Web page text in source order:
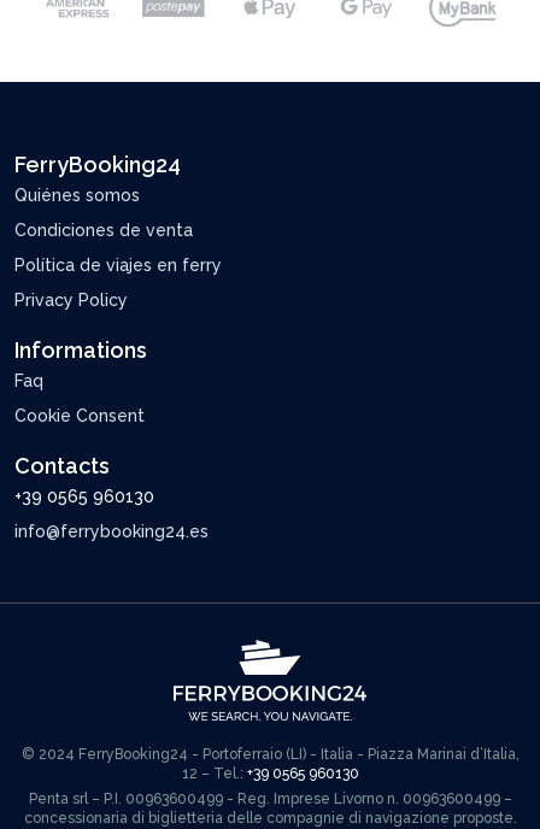
FerryBooking24
Quiénes somos
Condiciones de venta
Política de viajes en ferry
Privacy Policy
Informations
Faq
Cookie Consent
Contacts
+39 0565 960130
info@ferrybooking24.es
© 2024 FerryBooking24 - Portoferraio (LI) - Italia - Piazza Marinai d’Italia,
12 – Tel.: +39 0565 960130
Penta srl – P.I. 00963600499 - Reg. Imprese Livorno n. 00963600499 –
concessionaria di biglietteria delle compagnie di navigazione proposte.